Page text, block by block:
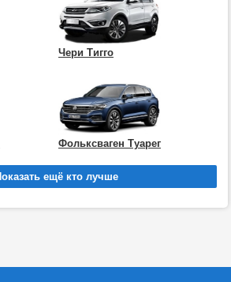
Чери Тигго
Фольксваген Туарег